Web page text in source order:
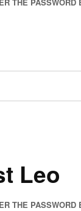
Leo
THE PASSWORD